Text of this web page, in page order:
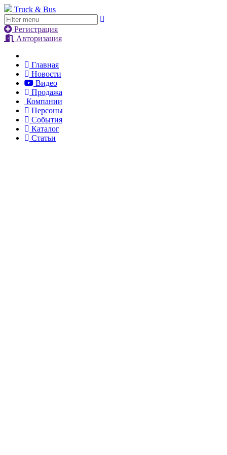
Truck & Bus
Регистрация
Авторизация
Главная
Новости
Видео
Продажа
Компании
Персоны
События
Каталог
Статьи